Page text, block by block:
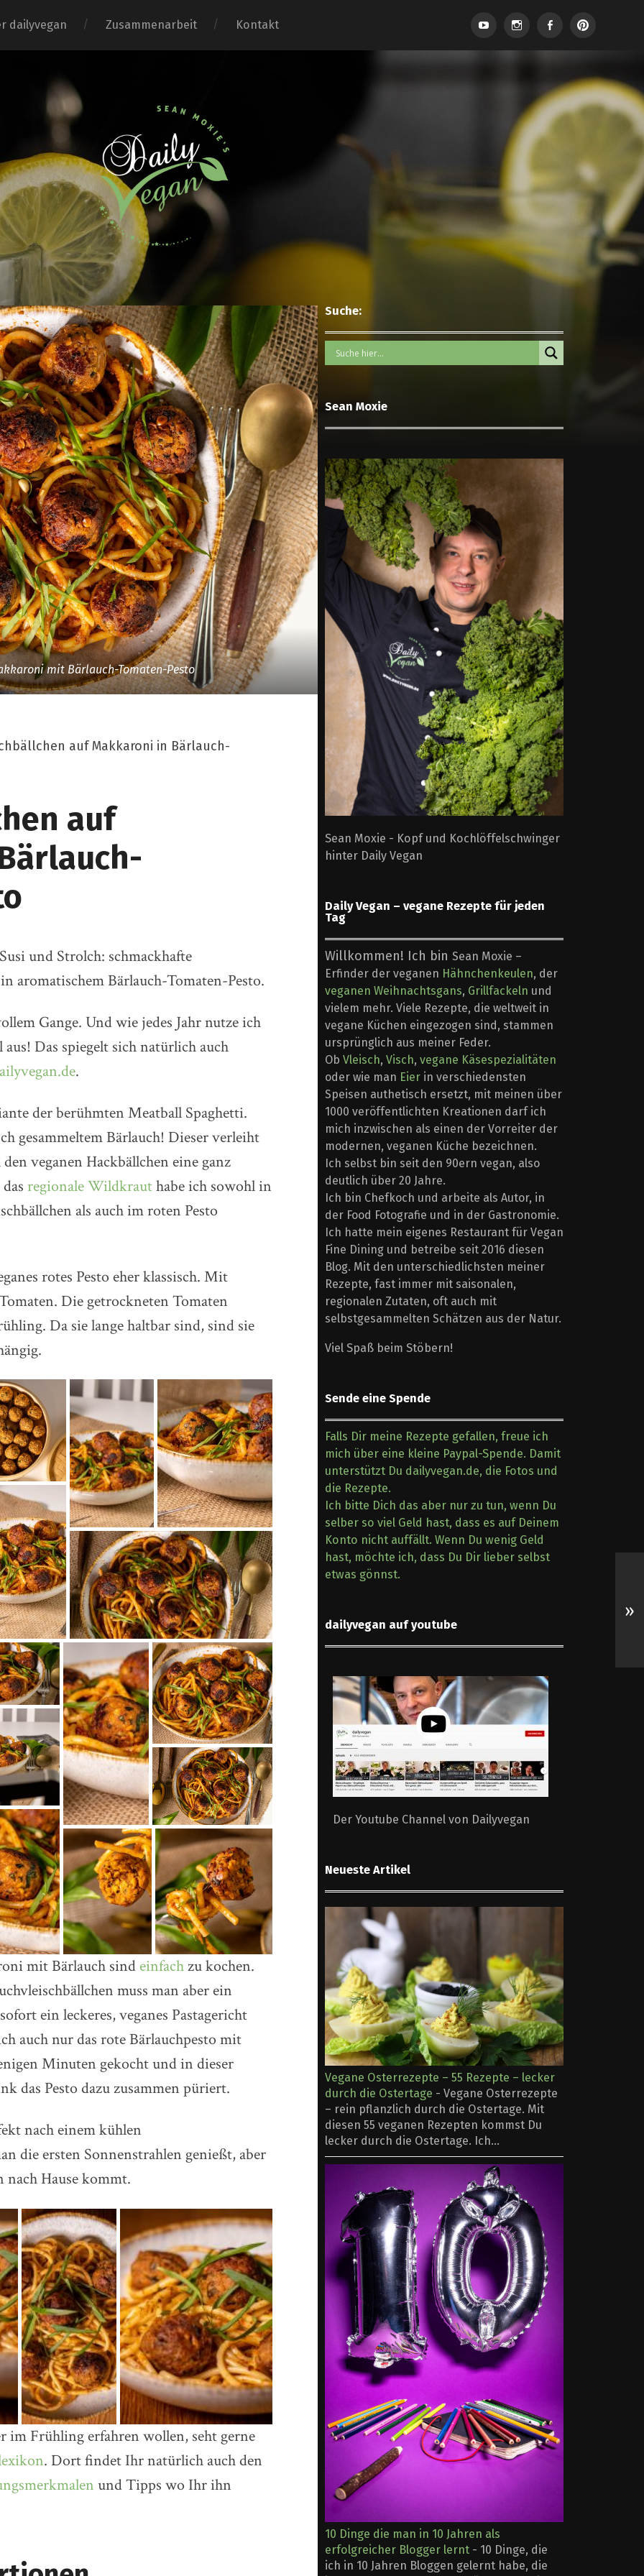
dailyvegan Zusammenarbeit Kontakt
mit Bärlauch-Tomaten-Pesto
auf Makkaroni in Bärlauch-
auf
und Strolch: schmackhafte
aromatischem Bärlauch-Tomaten-Pesto.
Gange. Und wie jedes Jahr nutze ich
Das spiegelt sich natürlich auch
.
der berühmten Meatball Spaghetti.
gesammeltem Bärlauch! Dieser verleiht
veganen Hackbällchen eine ganz
regionale Wildkrauthabe ich sowohl in
als auch im roten Pesto
rotes Pesto eher klassisch. Mit
Die getrockneten Tomaten
Da sie lange haltbar sind, sind sie
mit Bärlauch sindeinfachzu kochen.
muss man aber ein
ein leckeres, veganes Pastagericht
auch nur das rote Bärlauchpesto mit
Minuten gekocht und in dieser
das Pesto dazu zusammen püriert.
nach einem kühlen
die ersten Sonnenstrahlen genießt, aber
nach Hause kommt.
Frühling erfahren wollen, seht gerne
. Dort findet Ihr natürlich auch den
und Tipps wo Ihr ihn
»
Suche:
Sean Moxie
Sean Moxie - Kopf und Kochlöffelschwinger
hinter Daily Vegan
Daily Vegan – vegane Rezepte für jeden
Tag
Willkommen! Ich bin Sean Moxie –
Erfinder der veganen Hähnchenkeulen, der
veganen Weihnachtsgans, Grillfackeln und
vielem mehr. Viele Rezepte, die weltweit in
vegane Küchen eingezogen sind, stammen
ursprünglich aus meiner Feder.
Ob Vleisch, Visch, vegane Käsespezialitäten
oder wie man Eier in verschiedensten
Speisen authetisch ersetzt, mit meinen über
1000 veröffentlichten Kreationen darf ich
mich inzwischen als einen der Vorreiter der
modernen, veganen Küche bezeichnen.
Ich selbst bin seit den 90ern vegan, also
deutlich über 20 Jahre.
Ich bin Chefkoch und arbeite als Autor, in
der Food Fotografie und in der Gastronomie.
Ich hatte mein eigenes Restaurant für Vegan
Fine Dining und betreibe seit 2016 diesen
Blog. Mit den unterschiedlichsten meiner
Rezepte, fast immer mit saisonalen,
regionalen Zutaten, oft auch mit
selbstgesammelten Schätzen aus der Natur.
Viel Spaß beim Stöbern!
Sende eine Spende
Falls Dir meine Rezepte gefallen, freue ich
mich über eine kleine Paypal-Spende. Damit
unterstützt Du dailyvegan.de, die Fotos und
die Rezepte.
Ich bitte Dich das aber nur zu tun, wenn Du
selber so viel Geld hast, dass es auf Deinem
Konto nicht auffällt. Wenn Du wenig Geld
hast, möchte ich, dass Du Dir lieber selbst
etwas gönnst.
dailyvegan auf youtube
Der Youtube Channel von Dailyvegan
Neueste Artikel
Vegane Osterrezepte – 55 Rezepte – lecker
durch die Ostertage - Vegane Osterrezepte
– rein pflanzlich durch die Ostertage. Mit
diesen 55 veganen Rezepten kommst Du
lecker durch die Ostertage. Ich...
10 Dinge die man in 10 Jahren als
erfolgreicher Blogger lernt - 10 Dinge, die
ich in 10 Jahren Bloggen gelernt habe, die